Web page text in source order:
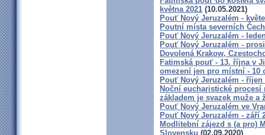
května 2021 (10.05.2021)
Pouť Nový Jeruzalém -
Poutní místa severních
Pouť Nový Jeruzalém -
Pouť Nový Jeruzalém -
Dovolená Krakow,
Fatimská pouť - 13. října v
omezení jen pro místní - 10
Pouť Nový Jeruzalém - říjen
Noční eucharistické
základem je svazek muže a
Pouť Nový Jeruzalém ve
Pouť Nový Jeruzalém - září
Modlitební zájezd s (a pro)
Slovensku (02.09.2020)